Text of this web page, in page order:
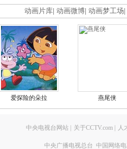
动画片库 动画微博 动画梦工场
爱探险的朵拉 燕尾侠
中央电视台网站 关于CCTV.com 人
中央广播电视总台 中国网络